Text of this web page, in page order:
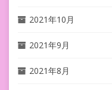
2021年10月
2021年9月
2021年8月